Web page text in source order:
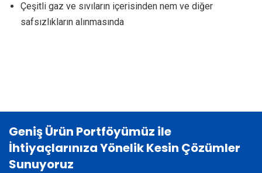
Çeşitli gaz ve sıvıların içerisinden nem ve diğer
safsızlıkların alınmasında
Geniş Ürün Portföyümüz ile
İhtiyaçlarınıza Yönelik Kesin Çözümler
Sunuyoruz